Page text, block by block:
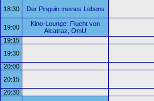
18:30
Der Pinguin meines Lebens
19:00
Kino-Lounge: Flucht von
Alcatraz, OmU
19:15
19:30
20:00
20:15
20:30